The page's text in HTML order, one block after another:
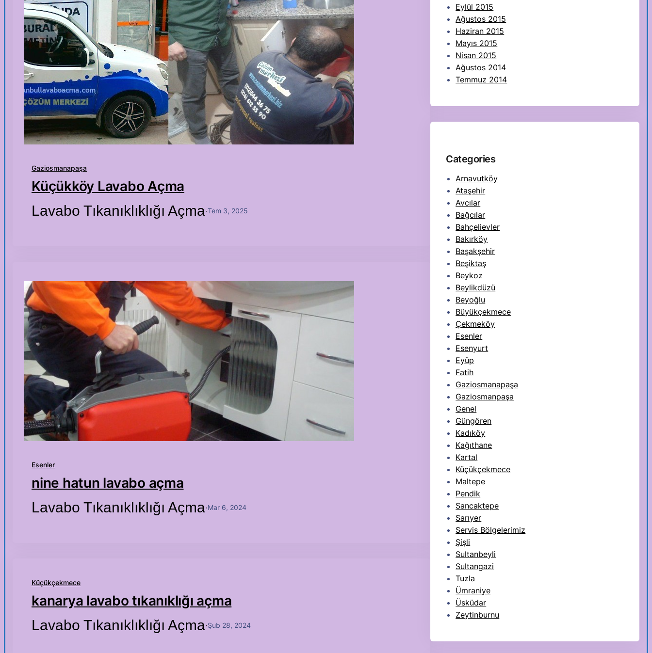
Gaziosmanapaşa
Küçükköy Lavabo Açma
Lavabo Tıkanıklıklığı Açma·Tem 3, 2025
Esenler
nine hatun lavabo açma
Lavabo Tıkanıklıklığı Açma·Mar 6, 2024
Küçükçekmece
kanarya lavabo tıkanıklığı açma
Lavabo Tıkanıklıklığı Açma·Şub 28, 2024
Eylül 2015
Ağustos 2015
Haziran 2015
Mayıs 2015
Nisan 2015
Ağustos 2014
Temmuz 2014
Categories
Arnavutköy
Ataşehir
Avcılar
Bağcılar
Bahçelievler
Bakırköy
Başakşehir
Beşiktaş
Beykoz
Beylikdüzü
Beyoğlu
Büyükçekmece
Çekmeköy
Esenler
Esenyurt
Eyüp
Fatih
Gaziosmanapaşa
Gaziosmanpaşa
Genel
Güngören
Kadıköy
Kağıthane
Kartal
Küçükçekmece
Maltepe
Pendik
Sancaktepe
Sarıyer
Servis Bölgelerimiz
Şişli
Sultanbeyli
Sultangazi
Tuzla
Ümraniye
Üsküdar
Zeytinburnu